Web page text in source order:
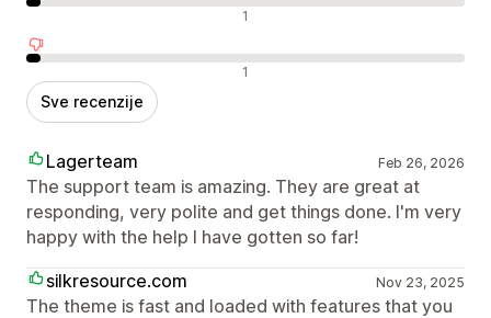
Neutralne recenzije 1
Negativne recenzije 1
Sve recenzije
Lagerteam Feb 26, 2026
The support team is amazing. They are great at
responding, very polite and get things done. I'm very
happy with the help I have gotten so far!
silkresource.com
Nov 23, 2025
The theme is fast and loaded with features that you